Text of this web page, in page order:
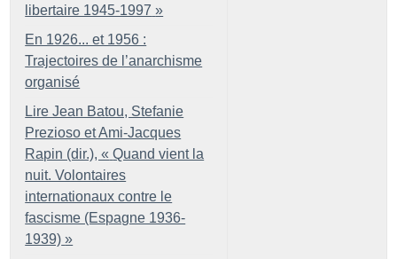
libertaire 1945-1997 »
En 1926... et 1956 :
Trajectoires de l’anarchisme
organisé
Lire Jean Batou, Stefanie
Prezioso et Ami-Jacques
Rapin (dir.), « Quand vient la
nuit. Volontaires
internationaux contre le
fascisme (Espagne 1936-
1939) »